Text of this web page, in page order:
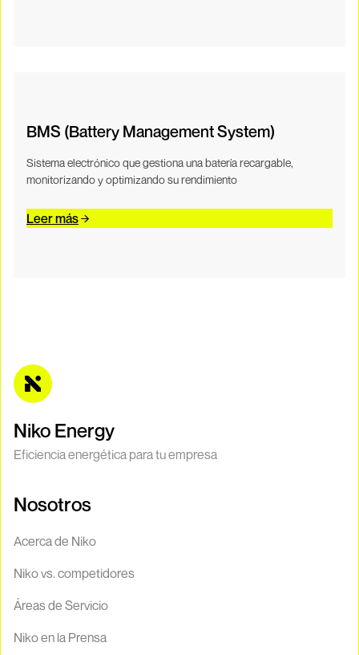
BMS (Battery Management System)
Sistema electrónico que gestiona una batería recargable,
monitorizando y optimizando su rendimiento
Leer más
Niko Energy
Eficiencia energética para tu empresa
Nosotros
Acerca de Niko
Niko vs. competidores
Áreas de Servicio
Niko en la Prensa